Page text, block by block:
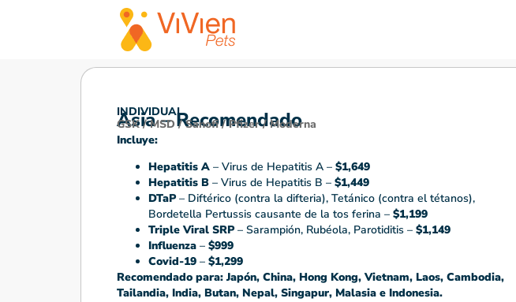
INDIVIDUAL
Asia – Recomendado
GSK / MSD / Sanofi / Pfizer / Moderna
Incluye:
Hepatitis A – Virus de Hepatitis A – $1,649
Hepatitis B – Virus de Hepatitis B – $1,449
DTaP– Diftérico (contra la difteria), Tetánico (contra el tétanos),
Bordetella Pertussis causante de la tos ferina – $1,199
Triple Viral SRP– Sarampión, Rubéola, Parotiditis – $1,149
Influenza – $999
Covid-19 – $1,299
Recomendado para: Japón, China, Hong Kong, Vietnam, Laos, Cambodia,
Tailandia, India, Butan, Nepal, Singapur, Malasia e Indonesia.